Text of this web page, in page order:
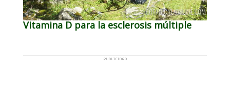
Vitamina D para la esclerosis múltiple